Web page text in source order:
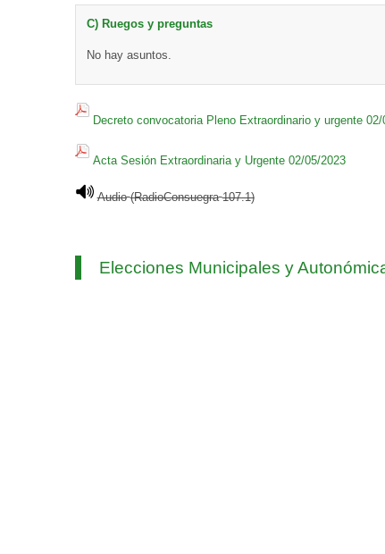
C) Ruegos y preguntas
No hay asuntos.
Decreto convocatoria Pleno Extraordinario y urgente 02/
Acta Sesión Extraordinaria y Urgente 02/05/2023
Audio (RadioConsuegra 107.1)
Elecciones Municipales y